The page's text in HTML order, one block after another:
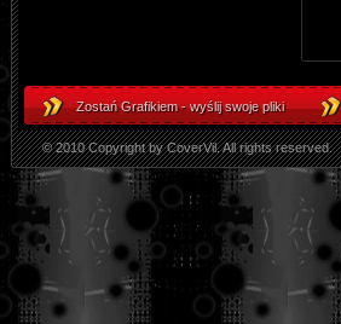
Zostań Grafikiem - wyślij swoje pliki
© 2010 Copyright by CoverVil. All rights reserved.